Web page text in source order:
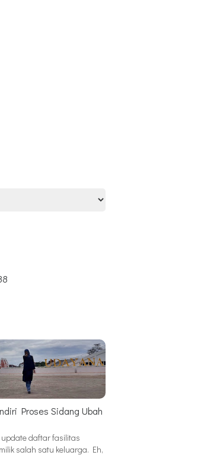
Proses Sidang Ubah
daftar fasilitas
salah satu keluarga. Eh,